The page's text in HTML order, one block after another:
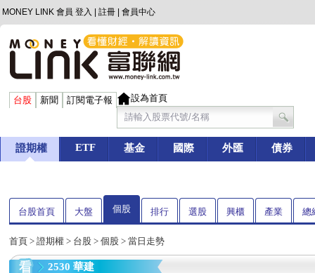
MONEY LINK 會員 登入 註冊 會員中心
台股 新聞 訂閱電子報 設為首頁
證期權 ETF 基金 國際 外匯 債券
台股首頁 大盤 個股 排行 選股 興櫃 產業 總
首頁 > 證期權 > 台股 > 個股 > 當日走勢
2530 華建